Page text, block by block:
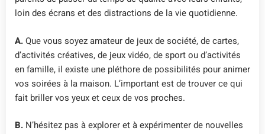
loin des écrans et des distractions de la vie quotidienne.
A.Que vous soyez amateur de jeux de société, de cartes,
d’activités créatives, de jeux vidéo, de sport ou d’activités
en famille, il existe une pléthore de possibilités pour animer
vos soirées à la maison. L’important est de trouver ce qui
fait briller vos yeux et ceux de vos proches.
B. N’hésitez pas à explorer et à expérimenter de nouvelles